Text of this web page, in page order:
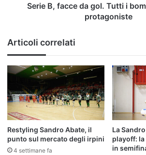
Serie B, facce da gol. Tutti i
protagoniste
Articoli correlati
Restyling Sandro Abate, il
punto sul mercato degli irpini
4 settimane fa
La
playoff: la
in